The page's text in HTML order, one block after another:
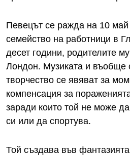
Певецът се ражда на 10
семейство на работници в
десет години, родителите
Лондон. Музиката и въобще
творчество се явяват за
компенсация за
заради които той не може
си или да спортува.
Той създава във